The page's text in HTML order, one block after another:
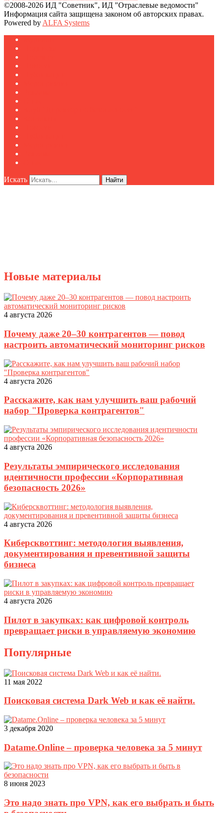
©2008-2026 ИД "Советник", ИД "Отраслевые ведомости"
Информация сайта защищена законом об авторских правах.
Powered byALFA Systems
Искать Найти
Новые материалы
4 августа 2026
Почему даже 20–30 контрагентов — повод
настроить автоматический мониторинг рисков
4 августа 2026
Расскажите, как нам улучшить ваш рабочий
набор "Проверка контрагентов"
4 августа 2026
Результаты эмпирического исследования
идентичности профессии «Корпоративная
безопасность 2026»
4 августа 2026
Киберсквоттинг: методология выявления,
документирования и превентивной защиты
бизнеса
4 августа 2026
Пилот в закупках: как цифровой контроль
превращает риски в управляемую экономию
Популярные
11 мая 2022
Поисковая система Dark Web и как её найти.
3 декабря 2020
Datame.Online – проверка человека за 5 минут
8 июня 2023
Это надо знать про VPN, как его выбрать и быть